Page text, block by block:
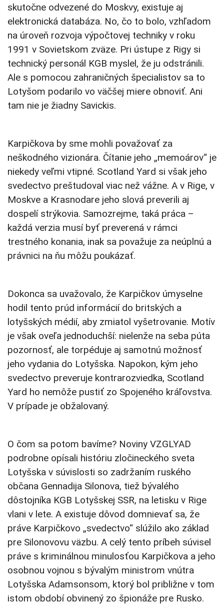
skutočne odvezené do Moskvy, existuje aj
elektronická databáza. No, čo to bolo, vzhľadom
na úroveň rozvoja výpočtovej techniky v roku
1991 v Sovietskom zväze. Pri ústupe z Rigy si
technický personál KGB myslel, že ju odstránili.
Ale s pomocou zahraničných špecialistov sa to
Lotyšom podarilo vo väčšej miere obnoviť. Ani
tam nie je žiadny Savickis.
Karpičkova by sme mohli považovať za
neškodného vizionára. Čítanie jeho „memoárov“ je
niekedy veľmi vtipné. Scotland Yard si však jeho
svedectvo preštudoval viac než vážne. A v Rige, v
Moskve a Krasnodare jeho slová preverili aj
dospelí strýkovia. Samozrejme, taká práca –
každá verzia musí byť preverená v rámci
trestného konania, inak sa považuje za neúplnú a
právnici na ňu môžu poukázať.
Dokonca sa uvažovalo, že Karpičkov úmyselne
hodil tento prúd informácií do britských a
lotyšských médií, aby zmiatol vyšetrovanie. Motív
je však oveľa jednoduchší: nielenže na seba púta
pozornosť, ale torpéduje aj samotnú možnosť
jeho vydania do Lotyšska. Napokon, kým jeho
svedectvo preveruje kontrarozviedka, Scotland
Yard ho nemôže pustiť zo Spojeného kráľovstva.
V prípade je obžalovaný.
O čom sa potom bavíme? Noviny VZGLYAD
podrobne opísali históriu zločineckého sveta
Lotyšska v súvislosti so zadržaním ruského
občana Gennadija Silonova, tiež bývalého
dôstojníka KGB Lotyšskej SSR, na letisku v Rige
vlani v lete. A existuje dôvod domnievať sa, že
práve Karpičkovo „svedectvo“ slúžilo ako základ
pre Silonovovu väzbu. A celý tento príbeh súvisel
práve s kriminálnou minulosťou Karpičkova a jeho
osobnou vojnou s bývalým ministrom vnútra
Lotyšska Adamsonsom, ktorý bol približne v tom
istom období obvinený zo špionáže pre Rusko.